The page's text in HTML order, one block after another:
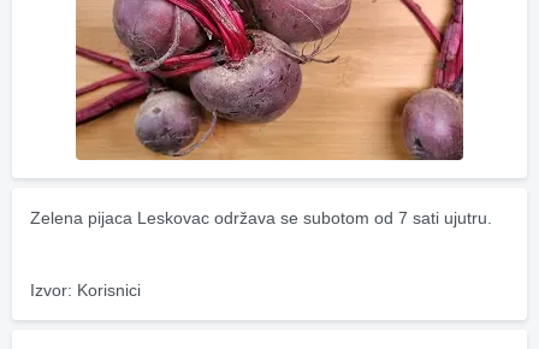
Zelena pijaca Leskovac održava se subotom od 7 sati ujutru.
Izvor: Korisnici